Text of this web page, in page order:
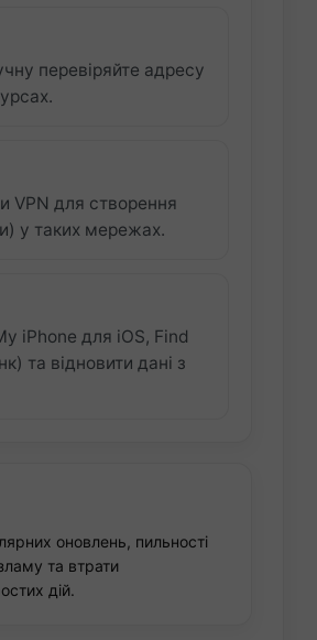
перевіряйте адресу
VPN для створення
у таких мережах.
iPhone для iOS, Find
та відновити дані з
оновлень, пильності
та втрати
дій.